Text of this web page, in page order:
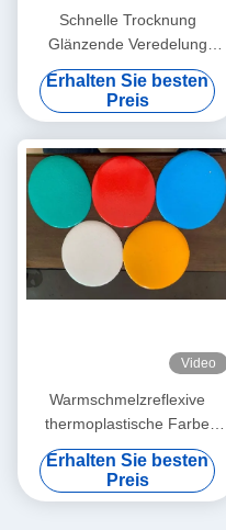
Schnelle Trocknung
Glänzende Veredelung
Thermoplastfarbe zur
Straßenmarkierung
Heißschmelzende
Straßenmarkierungsfarbe
Erhalten Sie besten
Preis
Video
Warmschmelzreflexive
thermoplastische Farbe
Wetterbeständig für die
Straßenmarkierung auf
Autobahnen
Erhalten Sie besten
Preis